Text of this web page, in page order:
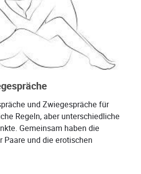
und Zwiegespräche für
Regeln, aber unterschiedliche
Gemeinsam haben die
Paare und die erotischen